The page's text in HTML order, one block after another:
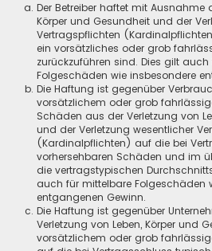
Der Betreiber haftet mit Ausnahme
Körper und Gesundheit und der
Vertragspflichten
ein vorsätzliches oder grob
zurückzuführen sind. Dies gilt
Folgeschäden wie insbesondere
Die Haftung ist gegenüber
vorsätzlichem oder grob
Schäden aus der Verletzung von
und der Verletzung wesentlicher
(Kardinalpflichten) auf die bei
vorhersehbaren Schäden und im
die vertragstypischen
auch für mittelbare Folgeschäden
entgangenen Gewinn.
Die Haftung ist gegenüber
Verletzung von Leben, Körper und
vorsätzlichem oder grob